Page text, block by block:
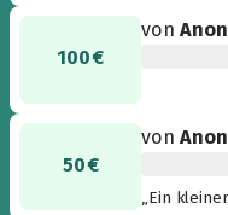
100 €
von
50 €
von
„Ein